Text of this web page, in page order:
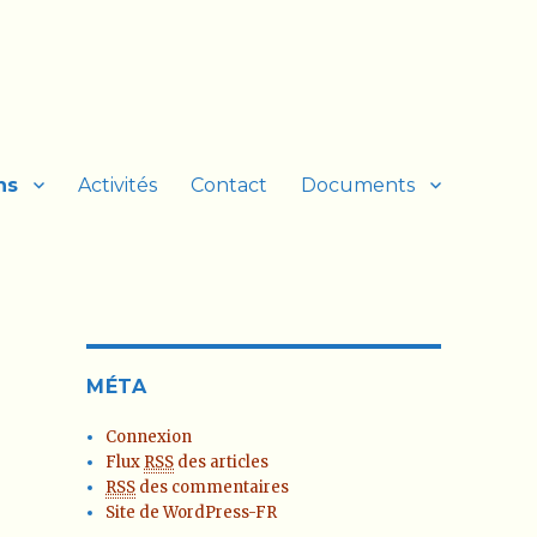
Activités Contact Documents
MÉTA
Connexion
Flux RSS des articles
RSS des commentaires
Site de WordPress-FR